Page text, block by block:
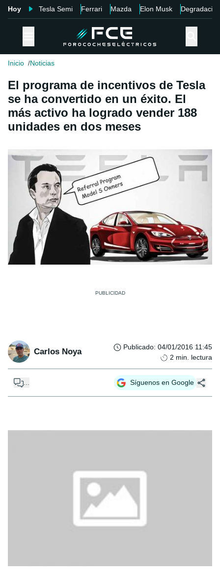
Hoy Tesla Semi Ferrari Mazda Elon Musk Degradación
Inicio Noticias
El programa de incentivos de Tesla
se ha convertido en un éxito. El
más activo ha logrado vender 188
unidades en dos meses
Carlos Noya Publicado: 04/01/2016 11:45
2 min. lectura
... Síguenos en Google